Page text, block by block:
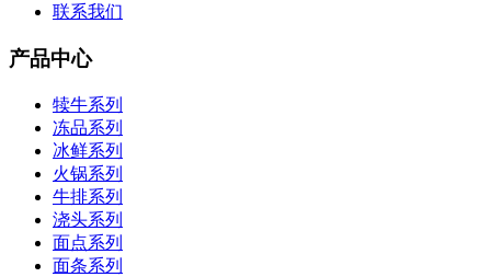
联系我们
产品中心
犊牛系列
冻品系列
冰鲜系列
火锅系列
牛排系列
浇头系列
面点系列
面条系列